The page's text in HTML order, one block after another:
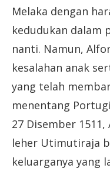
Melaka dengan
kedudukan dalam
nanti. Namun,
kesalahan anak
yang telah
menentang
27 Disember
leher Utimutiraja
keluarganya yang